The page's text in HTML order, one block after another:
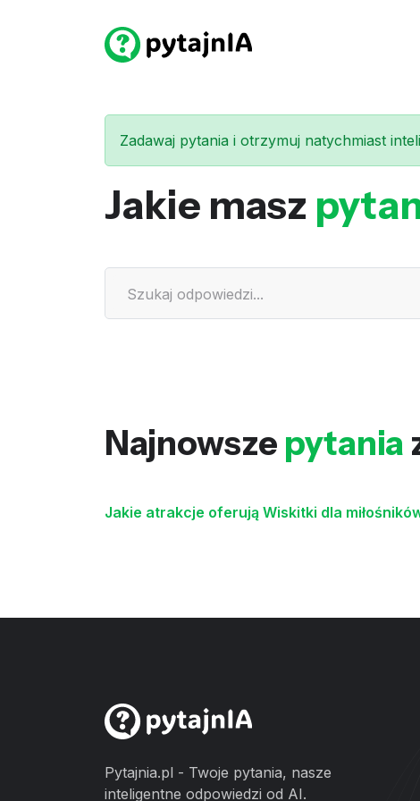
Zadawaj pytania i otrzymuj natychmiast
Jakie masz
Najnowsze pytania
Jakie atrakcje oferują Wiskitki dla
Pytajnia.pl - Twoje pytania, nasze
inteligentne odpowiedzi od AI.